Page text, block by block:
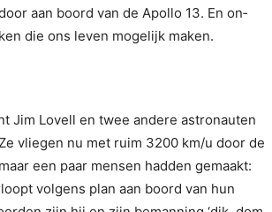
aan boord van de Apollo 13. En on­
die ons leven mogelijk maken.
Jim Lo­vell en twee andere astronauten
vliegen nu met ruim 3200 km/u door de
een paar mensen hadden gemaakt:
volgens plan aan boord van hun